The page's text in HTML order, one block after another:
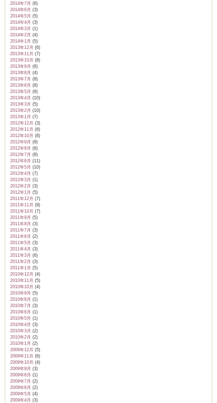
2014年7月 (6)
2014年6月 (3)
2014年5月 (5)
2014年4月 (3)
2014年3月 (1)
2014年2月 (4)
2014年1月 (5)
2013年12月 (6)
2013年11月 (7)
2013年10月 (8)
2013年9月 (6)
2013年8月 (4)
2013年7月 (8)
2013年6月 (8)
2013年5月 (6)
2013年4月 (10)
2013年3月 (5)
2013年2月 (10)
2013年1月 (7)
2012年12月 (3)
2012年11月 (6)
2012年10月 (8)
2012年9月 (9)
2012年8月 (6)
2012年7月 (8)
2012年6月 (11)
2012年5月 (10)
2012年4月 (7)
2012年3月 (1)
2012年2月 (3)
2012年1月 (5)
2011年12月 (7)
2011年11月 (9)
2011年10月 (7)
2011年9月 (5)
2011年8月 (3)
2011年7月 (3)
2011年6月 (2)
2011年5月 (3)
2011年4月 (3)
2011年3月 (6)
2011年2月 (3)
2011年1月 (5)
2010年12月 (4)
2010年11月 (5)
2010年10月 (4)
2010年9月 (5)
2010年8月 (1)
2010年7月 (3)
2010年6月 (1)
2010年5月 (1)
2010年4月 (3)
2010年3月 (2)
2010年2月 (2)
2010年1月 (2)
2009年12月 (5)
2009年11月 (6)
2009年10月 (4)
2009年9月 (3)
2009年8月 (1)
2009年7月 (2)
2009年6月 (2)
2009年5月 (4)
2009年4月 (3)